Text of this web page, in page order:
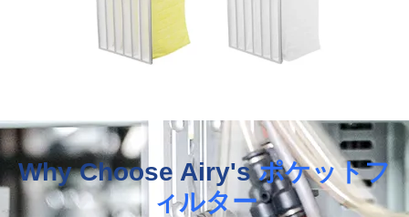
Why Choose Airy's ポケットフ
ィルター